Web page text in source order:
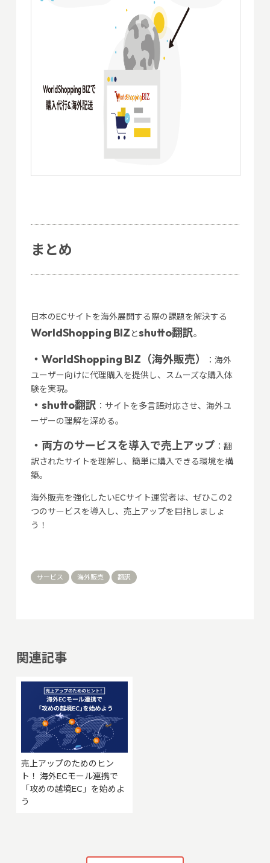
まとめ
日本のECサイトを海外展開する際の課題を解決する
WorldShopping BIZ とshutto翻訳。
・WorldShopping BIZ（海外販売）
：海外
ユーザー向けに代理購入を提供し、スムーズな購入体
験を実現。
・shutto翻訳 ：サイトを多言語対応させ、海外ユ
ーザーの理解を深める。
・両方のサービスを導入で売上アップ ：翻
訳されたサイトを理解し、簡単に購入できる環境を構
築。
海外販売を強化したいECサイト運営者は、ぜひこの2
つのサービスを導入し、売上アップを目指しましょ
う！
サービス 海外販売 翻訳
関連記事
売上アップのためのヒン
ト！ 海外ECモール連携で
「攻めの越境EC」を始めよ
う